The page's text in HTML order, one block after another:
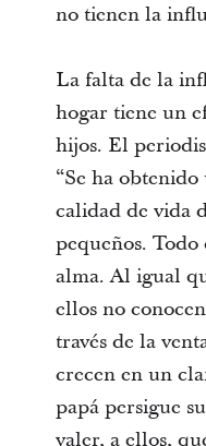
no tienen la
La falta de la
hogar tiene un
hijos. El
“Se ha
calidad de vida
pequeños.
alma. Al igual
ellos no
través de la
crecen en un
papá persigue
valer, a ellos,